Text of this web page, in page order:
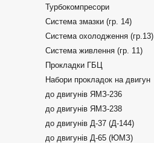
Турбокомпресори
Система змазки (гр. 14)
Система охолодження (гр.13)
Система живлення (гр. 11)
Прокладки ГБЦ
Набори прокладок на двигун
до двигунів ЯМЗ-236
до двигунів ЯМЗ-238
до двигунів Д-37 (Д-144)
до двигунів Д-65 (ЮМЗ)